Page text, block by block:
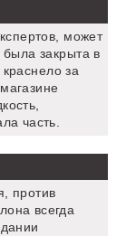
может
закрыта в
за
часть.
против
всегда